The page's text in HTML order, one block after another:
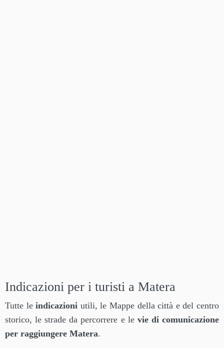
Indicazioni per i turisti a Matera
Tutte leindicazioni utili, le Mappe della città e del centro
storico, le strade da percorrere e le vie di comunicazione
per raggiungere Matera.